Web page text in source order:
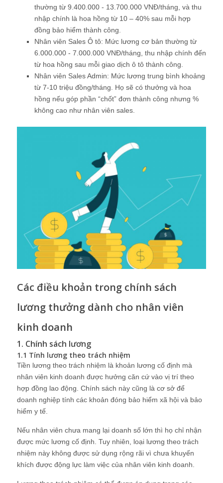
thường từ 9.400.000 - 13.700.000 VNĐ/tháng, và thu
nhập chính là hoa hồng từ 10 – 40% sau mỗi hợp
đồng bảo hiểm thành công.
Nhân viên Sales Ô tô: Mức lương cơ bản thường từ
6.000.000 - 7.000.000 VNĐ/tháng, thu nhập chính đến
từ hoa hồng sau mỗi giao dịch ô tô thành công.
Nhân viên Sales Admin: Mức lương trung bình khoảng
từ 7-10 triệu đồng/tháng. Họ sẽ có thưởng và hoa
hồng nếu góp phần “chốt” đơn thành công nhưng %
không cao như nhân viên sales.
Các điều khoản trong chính sách
lương thưởng dành cho nhân viên
kinh doanh
1. Chính sách lương
1.1 Tính lương theo trách nhiệm
Tiền lương theo trách nhiệm là khoản lương cố định mà
nhân viên kinh doanh được hưởng căn cứ vào vị trí theo
hợp đồng lao động. Chính sách này cũng là cơ sở để
doanh nghiệp tính các khoản đóng bảo hiểm xã hội và bảo
hiểm y tế.
Nếu nhân viên chưa mang lại doanh số lớn thì họ chỉ nhận
được mức lương cố định. Tuy nhiên, loại lương theo trách
nhiệm này không được sử dụng rộng rãi vì chưa khuyến
khích được động lực làm việc của nhân viên kinh doanh.